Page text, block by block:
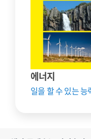
에너지
일을 할 수 있는